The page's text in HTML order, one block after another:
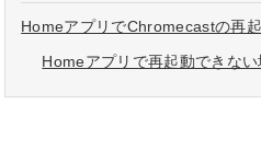
HomeアプリでChromecastの再
Homeアプリで再起動できない